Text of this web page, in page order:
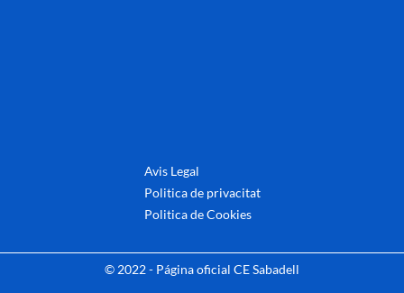
Avis Legal
Politica de privacitat
Politica de Cookies
© 2022 - Página oficial CE Sabadell